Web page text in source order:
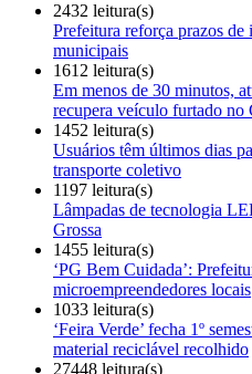
2432 leitura(s)
Prefeitura reforça prazos
municipais
1612 leitura(s)
Em menos de 30 minutos,
recupera veículo furtado no
1452 leitura(s)
Usuários têm últimos dias
transporte coletivo
1197 leitura(s)
Lâmpadas de tecnologia
Grossa
1455 leitura(s)
‘PG Bem Cuidada’:
microempreendedores locais
1033 leitura(s)
‘Feira Verde’ fecha 1º
material reciclável recolhido
27448 leitura(s)